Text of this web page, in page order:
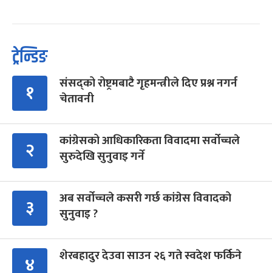
ट्रेन्डिङ
१
संसद्को रोष्ट्रमबाटै गृहमन्त्रीले दिए प्रश्न नगर्न
चेतावनी
२
कांग्रेसको आधिकारिकता विवादमा सर्वोच्चले
सुरुदेखि सुनुवाइ गर्ने
३
अब सर्वोच्चले कसरी गर्छ कांग्रेस विवादको
सुनुवाइ ?
४ शेरबहादुर देउवा साउन २६ गते स्वदेश फर्किने